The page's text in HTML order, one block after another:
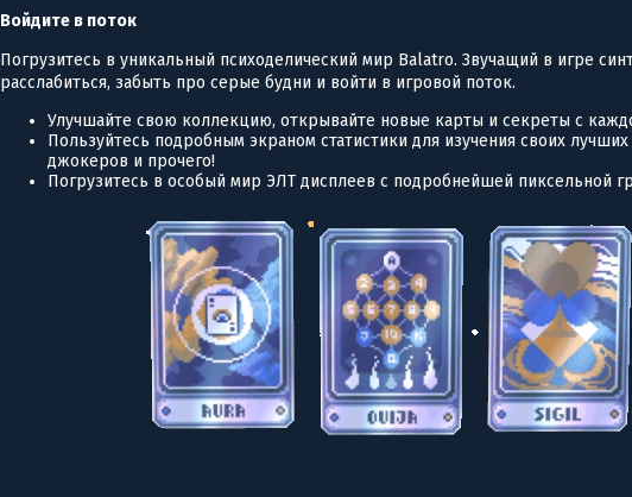
Войдите в поток
Погрузитесь в уникальный психоделический мир Balatro. Звучащий в игре
расслабиться, забыть про серые будни и войти в игровой поток.
Улучшайте свою коллекцию, открывайте новые карты и секреты с
Пользуйтесь подробным экраном статистики для изучения своих
джокеров и прочего!
Погрузитесь в особый мир ЭЛТ дисплеев с подробнейшей пиксельной